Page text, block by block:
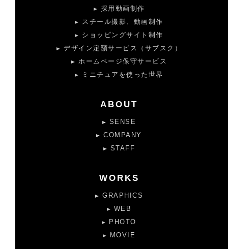
採用動画制作
スチール撮影、動画制作
ショッピングサイト制作
デザイン定額サービス（サブスク）
ホームページ保守サービス
ミニチュアを使った世界
ABOUT
SENSE
COMPANY
STAFF
WORKS
GRAPHICS
WEB
PHOTO
MOVIE